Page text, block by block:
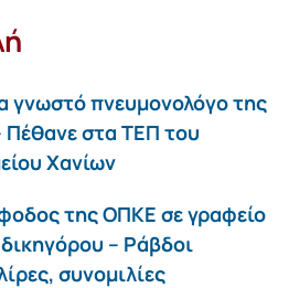
γνωστό πνευμονολόγο της
Πέθανε στα ΤΕΠ του
Χανίων
της ΟΠΚΕ σε γραφείο
– Ράβδοι
συνομιλίες